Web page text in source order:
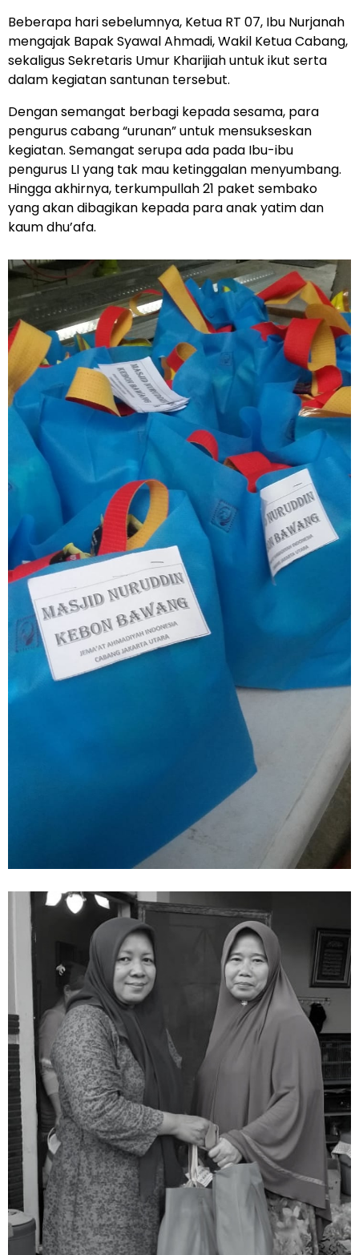
Beberapa hari sebelumnya, Ketua RT 07, Ibu Nurjanah
mengajak Bapak Syawal Ahmadi, Wakil Ketua Cabang,
sekaligus Sekretaris Umur Kharijiah untuk ikut serta
dalam kegiatan santunan tersebut.
Dengan semangat berbagi kepada sesama, para
pengurus cabang “urunan” untuk mensukseskan
kegiatan. Semangat serupa ada pada Ibu-ibu
pengurus LI yang tak mau ketinggalan menyumbang.
Hingga akhirnya, terkumpullah 21 paket sembako
yang akan dibagikan kepada para anak yatim dan
kaum dhu’afa.